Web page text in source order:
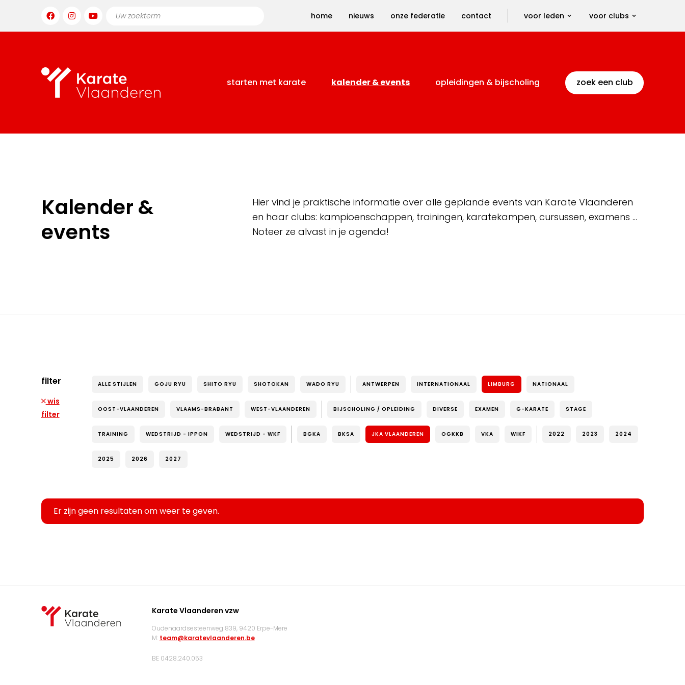
home nieuws onze federatie contact voor leden voor clubs
starten met karate kalender & events opleidingen & bijscholing zoek een club
Kalender &
events
Hier vind je praktische informatie over alle geplande events van Karate Vlaanderen
en haar clubs: kampioenschappen, trainingen, karatekampen, cursussen, examens …
Noteer ze alvast in je agenda!
filter
wis
filter
ALLE STIJLEN GOJU RYU SHITO RYU SHOTOKAN WADO RYU ANTWERPEN INTERNATIONAAL LIMBURG NATIONAAL
OOST-VLAANDEREN VLAAMS-BRABANT WEST-VLAANDEREN BIJSCHOLING / OPLEIDING DIVERSE EXAMEN G-KARATE STAGE
TRAINING WEDSTRIJD - IPPON WEDSTRIJD - WKF BGKA BKSA JKA VLAANDEREN OGKKB VKA WIKF 2022 2023 2024
2025 2026 2027
Er zijn geen resultaten om weer te geven.
Karate Vlaanderen vzw
Oudenaardsesteenweg 839, 9420 Erpe-Mere
M: team@karatevlaanderen.be
BE 0428.240.053